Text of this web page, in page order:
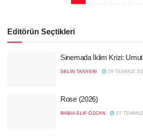
Editörün Seçtikleri
Sinemada İklim Krizi: Umut
SELIN TANYERI 29 TEMMUZ
Rose (2026)
RABIA ELIF ÖZCAN 27